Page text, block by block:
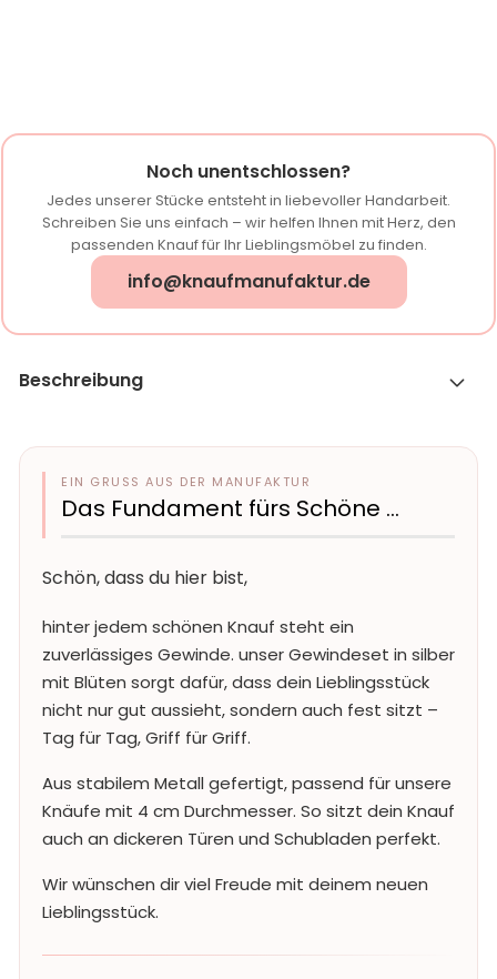
Noch unentschlossen?
Jedes unserer Stücke entsteht in liebevoller Handarbeit.
Schreiben Sie uns einfach – wir helfen Ihnen mit Herz, den
passenden Knauf für Ihr Lieblingsmöbel zu finden.
info@knaufmanufaktur.de
Beschreibung
EIN GRUSS AUS DER MANUFAKTUR
Das Fundament fürs Schöne …
Schön, dass du hier bist,
hinter jedem schönen Knauf steht ein
zuverlässiges Gewinde. unser Gewindeset in silber
mit Blüten sorgt dafür, dass dein Lieblingsstück
nicht nur gut aussieht, sondern auch fest sitzt –
Tag für Tag, Griff für Griff.
Aus stabilem Metall gefertigt, passend für unsere
Knäufe mit 4 cm Durchmesser. So sitzt dein Knauf
auch an dickeren Türen und Schubladen perfekt.
Wir wünschen dir viel Freude mit deinem neuen
Lieblingsstück.